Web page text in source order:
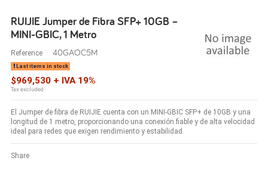
RUIJIE Jumper de Fibra SFP+ 10GB –
MINI-GBIC, 1 Metro
Reference 40GAOC5M
Last items in stock
$969,530 + IVA 19%
Tax excluded
El Jumper de fibra de RUIJIE cuenta con un MINI-GBIC SFP+ de 10GB y una
longitud de 1 metro, proporcionando una conexión fiable y de alta velocidad
ideal para redes que exigen rendimiento y estabilidad.
Share